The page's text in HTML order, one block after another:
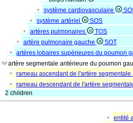
système cardiovasculaire
système artériel
SOS
artères pulmonaires
TOS
artère pulmonaire gauche
SOT
artères lobaires supérieures du poumon
artère segmentale antérieure du poumon
rameau ascendant de l'artère
rameau descendant de l'artère
2 children
entité